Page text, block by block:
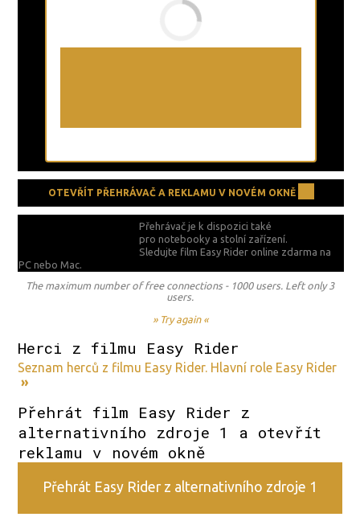
OTEVŘÍT PŘEHRÁVAČ A REKLAMU V NOVÉM OKNĚ
Přehrávač je k dispozici také
pro notebooky a stolní zařízení.
Sledujte film Easy Rider online zdarma na
PC nebo Mac.
The maximum number of free connections - 1000 users. Left only 3
users.
» Try again «
Herci z filmu Easy Rider
Seznam herců z filmu Easy Rider. Hlavní role Easy Rider
»
Přehrát film Easy Rider z
alternativního zdroje 1 a otevřít
reklamu v novém okně
Přehrát Easy Rider z alternativního zdroje 1